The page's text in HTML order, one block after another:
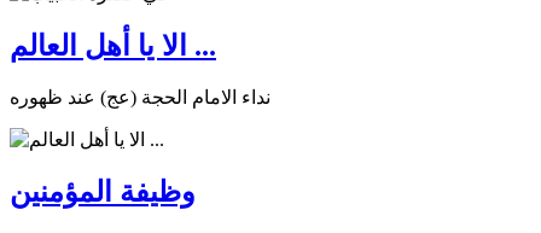
الا يا أهل العالم ...
نداء الامام الحجة (عج) عند ظهوره
وظيفة المؤمنين